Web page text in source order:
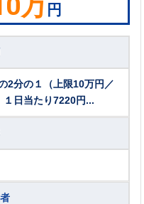
円
2分の１（上限10万円／
日当たり7220円...